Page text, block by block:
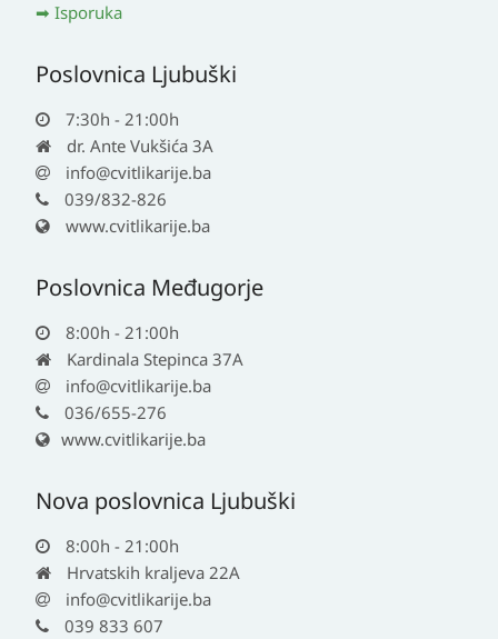
Isporuka
Poslovnica Ljubuški
7:30h - 21:00h
dr. Ante Vukšića 3A
info@cvitlikarije.ba
039/832-826
www.cvitlikarije.ba
Poslovnica Međugorje
8:00h - 21:00h
Kardinala Stepinca 37A
info@cvitlikarije.ba
036/655-276
www.cvitlikarije.ba
Nova poslovnica Ljubuški
8:00h - 21:00h
Hrvatskih kraljeva 22A
info@cvitlikarije.ba
039 833 607